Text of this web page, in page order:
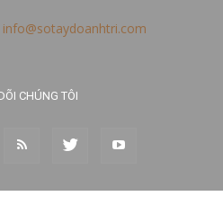
info@sotaydoanhtri.com
CHÚNG TÔI